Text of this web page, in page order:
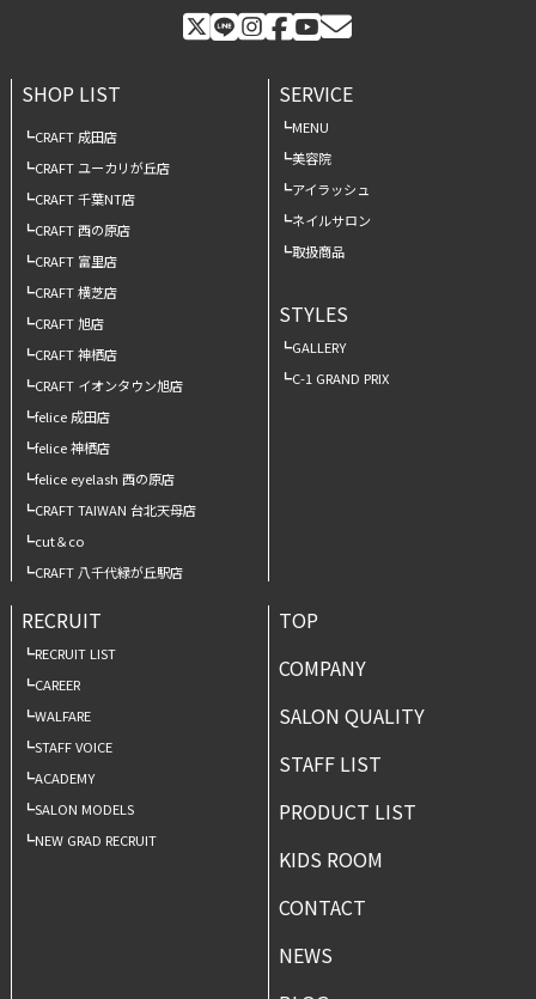
SHOP LIST
CRAFT 成田店
CRAFT ユーカリが丘店
CRAFT 千葉NT店
CRAFT 西の原店
CRAFT 富里店
CRAFT 横芝店
CRAFT 旭店
CRAFT 神栖店
CRAFT イオンタウン旭店
felice 成田店
felice 神栖店
felice eyelash 西の原店
CRAFT TAIWAN 台北天母店
cut＆co
CRAFT 八千代緑が丘駅店
SERVICE
MENU
美容院
アイラッシュ
ネイルサロン
取扱商品
STYLES
GALLERY
C-1 GRAND PRIX
RECRUIT
RECRUIT LIST
CAREER
WALFARE
STAFF VOICE
ACADEMY
SALON MODELS
NEW GRAD RECRUIT
TOP
COMPANY
SALON QUALITY
STAFF LIST
PRODUCT LIST
KIDS ROOM
CONTACT
NEWS